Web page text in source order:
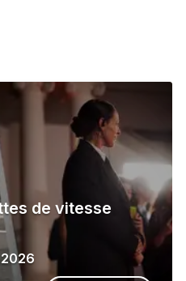
de vitesse